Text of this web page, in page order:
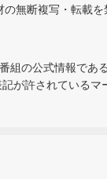
無断複写・転載を
組の公式情報である
が許されているマ